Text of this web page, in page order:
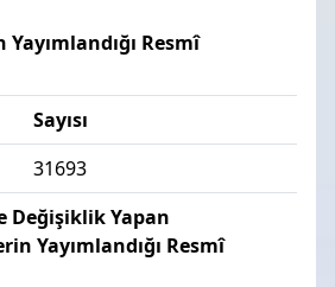
Resmî
Sayısı
31693
Değişiklik Yapan
Yayımlandığı Resmî